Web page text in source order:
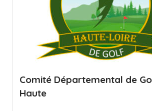
Comité Départemental de
Haute